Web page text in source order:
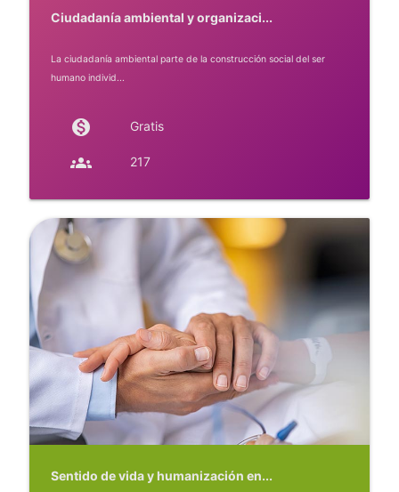
Ciudadanía ambiental y organizaci...
La ciudadanía ambiental parte de la construcción social del ser
humano individ...
monetization_on Gratis
groups 217
Sentido de vida y humanización en...